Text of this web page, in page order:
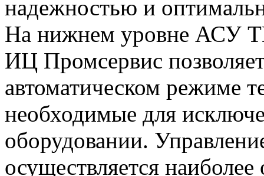
надежностью и
На нижнем уровне АСУ
ИЦ Промсервис
автоматическом режиме
необходимые для
оборудовании.
осуществляется